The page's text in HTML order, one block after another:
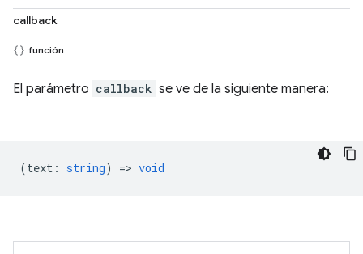
callback
función
El parámetro callback se ve de la siguiente manera:
(text : string) => void